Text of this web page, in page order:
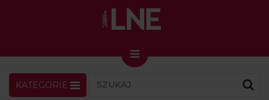
LNENEWS
KATEGORIE